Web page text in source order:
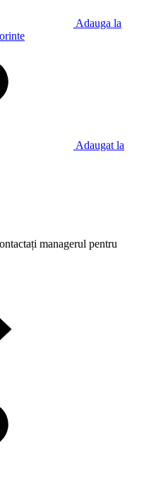
Adauga la
Adaugat la
managerul pentru